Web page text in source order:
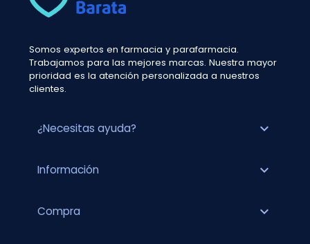
Somos expertos en farmacia y parafarmacia.
Trabajamos para las mejores marcas. Nuestra mayor
prioridad es la atención personalizada a nuestros
clientes.
¿Necesitas ayuda? expand_more
Información expand_more
Compra expand_more